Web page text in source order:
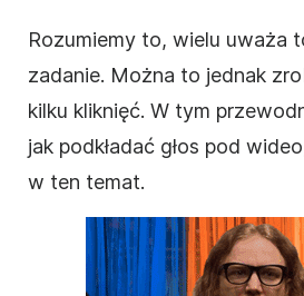
Rozumiemy to, wielu uważa
zadanie. Można to jednak
kilku kliknięć. W tym
jak podkładać głos pod
w ten temat.